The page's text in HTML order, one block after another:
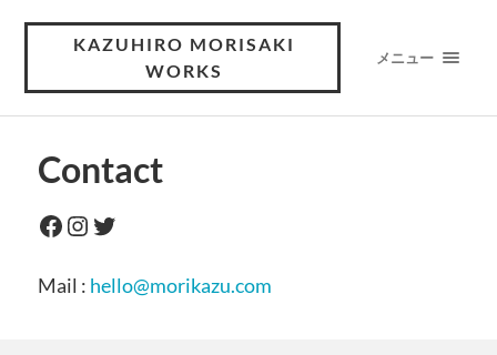
KAZUHIRO MORISAKI
WORKS
メニュー
Contact
Mail : hello@morikazu.com